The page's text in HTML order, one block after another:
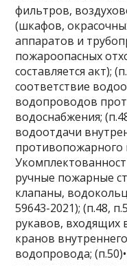
фильтров,
(шкафов,
аппаратов и
пожароопасных
составляется акт);
соответствие
водопроводов
водоснабжения;
водоотдачи
противопожарного
ручные пожарные
клапаны,
59643-2021); (п.48,
рукавов,
кранов
водопровода;